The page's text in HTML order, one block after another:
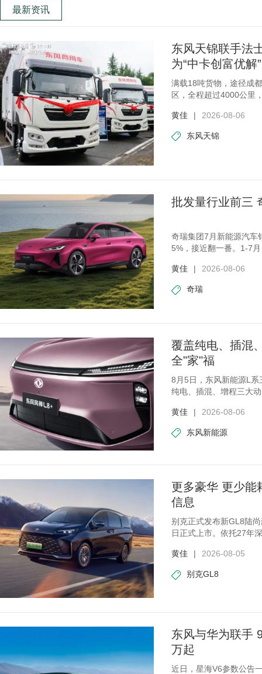
最新资讯
东风天锦联手法
为“中卡创富优解”
满载18吨货物，途径成
区，全程超过4000公里
黄佳
| 2026-08-06
东风天锦
批发量行业前三
奇瑞集团7月新能源汽车
5%，接近翻一番。1-7
黄佳
| 2026-08-06
奇瑞
覆盖纯电、插混
全"家"福
8月5日，东风新能源L
纯电、插混、增程三大
黄佳
| 2026-08-06
东风新能源
更多豪华 更少能
信息
别克正式发布新GL8陆
日正式上市。依托27年
黄佳
| 2026-08-05
别克GL8
东风与华为联手
万起
近日，星海V6参数公告